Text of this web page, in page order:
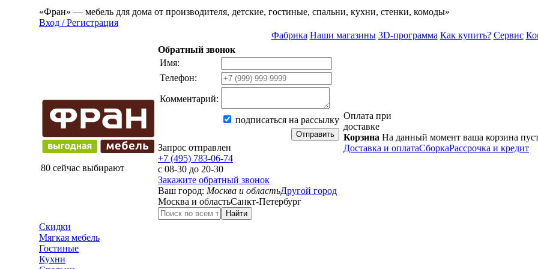
«Фран» — мебель для дома от производителя, детские, гостиные, спальни, кухни, стенки, комоды»
Вход / Регистрация
Фабрика Наши магазины 3D-программа Как купить? Сервис
80 сейчас выбирают
Обратный звонок
Имя:
Телефон:
Комментарий:
подписаться на рассылку
Отправить
Запрос отправлен
+7 (495) 783-06-74
с 08-30 до 20-30
Закажите обратный звонок
Ваш город: Москва и областьДругой город
Москва и областьСанкт-Петербург
Найти
Оплата при
доставке
Корзина На данный момент ваша корзина
Доставка и оплатаСборкаРассрочка и кредит
Скидки
Мягкая мебель
Гостиные
Кухни